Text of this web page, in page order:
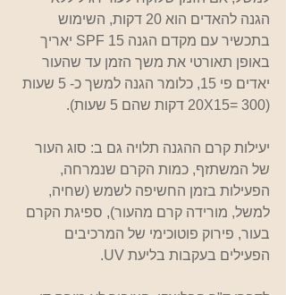
הגנה להאדים הוא 20 דקות, השימוש
בתכשיר עם מקדם הגנה 15 SPF יאריך
באופן תאורטי את משך הזמן עד שהעור
יאדים פי 15, כלומר הגנה למשך כ- 5 שעות
(20X15= 300 דקות שהם 5 שעות).
יעילות קרם ההגנה תלויה גם ב: סוג העור
של המשתזף, כמות הקרם שנמרחה,
הפעילות בזמן החשיפה לשמש (שחיה,
למשל, מורידה קרם מהעור), ספיגת הקרם
בעור, פירוק פוטוכימי של המרכיבים
הפעילים בעקבות בליעת UV. ‏